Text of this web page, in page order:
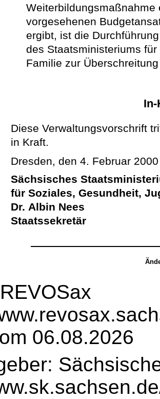
Weiterbildungsmaßnahme
vorgesehenen
ergibt, ist die
des Staatsministeriums
Familie zur
Diese Verwaltungsvorschrift
in Kraft.
Dresden, den 4. Februar 2000
Sächsisches
für Soziales, Gesundheit,
Dr. Albin Nees
Staatssekretär
06.08.2026